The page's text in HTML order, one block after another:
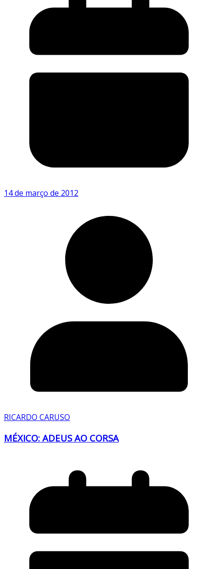
14 de março de 2012
RICARDO CARUSO
MÉXICO: ADEUS AO CORSA